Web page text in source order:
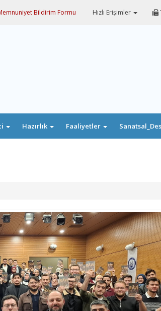
Bildirim Formu Hızlı Erişimler
Hazırlık Faaliyetler